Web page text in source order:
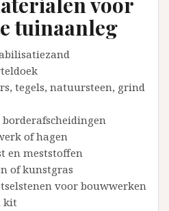
tuinaanleg
tegels, natuursteen, grind
of hagen
en meststoffen
of kunstgras
voor bouwwerken
kit